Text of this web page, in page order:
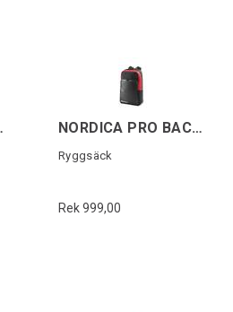
Röd NORDICA PRO BACKPACK Svart/Röd
Ryggsäck
Rek 999,00